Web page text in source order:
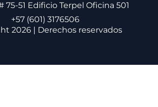
75-51 Edificio Terpel Oficina 501
+57 (601) 3176506
2026 | Derechos reservados